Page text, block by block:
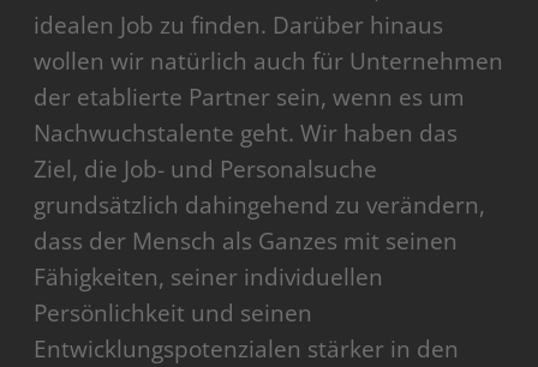
idealen Job zu finden. Darüber hinaus
wollen wir natürlich auch für Unternehmen
der etablierte Partner sein, wenn es um
Nachwuchstalente geht. Wir haben das
Ziel, die Job- und Personalsuche
grundsätzlich dahingehend zu verändern,
dass der Mensch als Ganzes mit seinen
Fähigkeiten, seiner individuellen
Persönlichkeit und seinen
Entwicklungspotenzialen stärker in den